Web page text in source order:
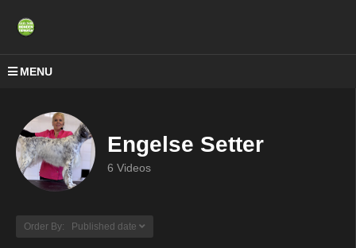
MENU
Engelse Setter
6 Videos
Order By: Published date